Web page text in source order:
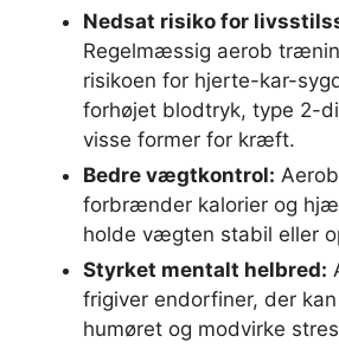
Nedsat risiko for
Regelmæssig aerob
risikoen for hjerte-kar-
forhøjet blodtryk, type 2-
visse former for kræft.
Bedre vægtkontrol:
forbrænder kalorier og
holde vægten stabil eller
Styrket mentalt helbred:
frigiver endorfiner, der
humøret og modvirke